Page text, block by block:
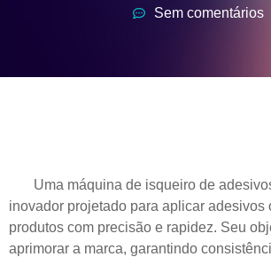
Sem comentários
Uma máquina de isqueiro de
inovador projetado para aplicar adesivos
produtos com precisão e rapidez. Seu
aprimorar a marca, garantindo